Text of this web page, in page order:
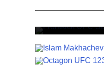
kontrakt?